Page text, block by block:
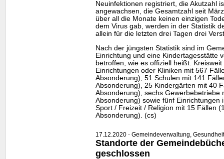
Neuinfektionen registriert, die Akutzahl
angewachsen, die Gesamtzahl seit
über all die Monate keinen einzigen
dem Virus gab, werden in der Statistik
allein für die letzten drei Tagen drei
Nach der jüngsten Statistik sind im
Einrichtung und eine Kindertagesstätte
betroffen, wie es offiziell heißt.
Einrichtungen oder Kliniken mit 567
Absonderung), 51 Schulen mit 141
Absonderung), 25 Kindergärten mit 40
Absonderung), sechs Gewerbebetriebe
Absonderung) sowie fünf Einrichtungen
Sport / Freizeit / Religion mit 15 Fällen
Absonderung). (cs)
17.12.2020 - Gemeindeverwaltung,
Standorte der
geschlossen